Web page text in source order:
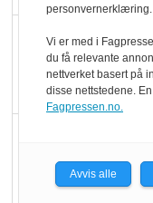
personvernerklæring.
Vi er med i
du få relevante
nettverket basert på
disse nettstedene.
Fagpressen.no.
Avvis alle